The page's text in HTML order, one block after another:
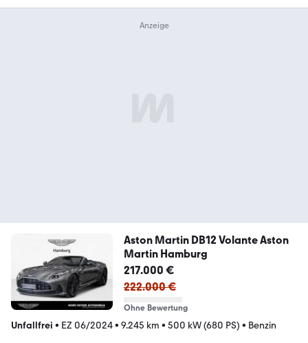
Aston Martin DB12 Volante Aston
Martin Hamburg
217.000 €
222.000 €
Ohne Bewertung
Unfallfrei • EZ 06/2024• 9.245 km • 500 kW (680 PS) • Benzin